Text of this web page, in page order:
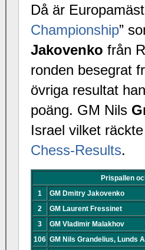
Då är
Championship”
Jakovenko från
ronden besegrat
övriga resultat
poäng. GM Nils
Israel vilket
Chess-Results.
Prispallen
1
GM Dmitry Jakovenko
2
GM Laurent Fressinet
3
GM Vladimir Malakhov
106 GM Nils Grandelius, Lunds